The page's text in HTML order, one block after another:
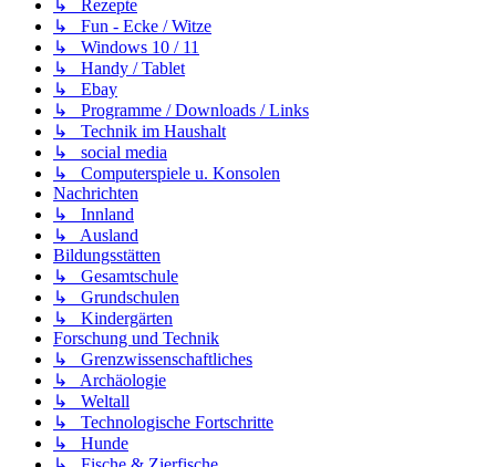
↳ Rezepte
↳ Fun - Ecke / Witze
↳ Windows 10 / 11
↳ Handy / Tablet
↳ Ebay
↳ Programme / Downloads / Links
↳ Technik im Haushalt
↳ social media
↳ Computerspiele u. Konsolen
Nachrichten
↳ Innland
↳ Ausland
Bildungsstätten
↳ Gesamtschule
↳ Grundschulen
↳ Kindergärten
Forschung und Technik
↳ Grenzwissenschaftliches
↳ Archäologie
↳ Weltall
↳ Technologische Fortschritte
↳ Hunde